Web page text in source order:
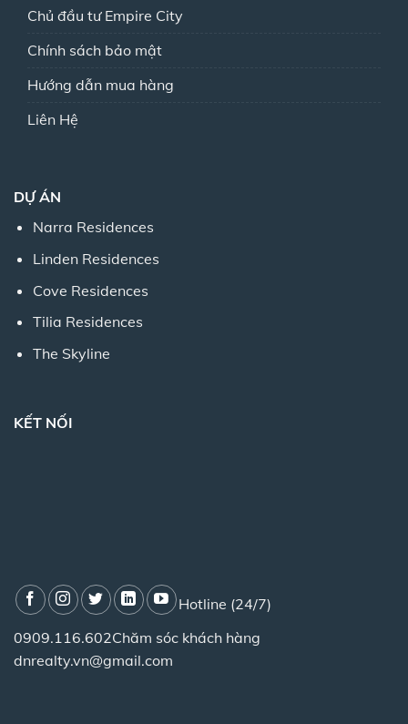
Chủ đầu tư Empire City
Chính sách bảo mật
Hướng dẫn mua hàng
Liên Hệ
DỰ ÁN
Narra Residences
Linden Residences
Cove Residences
Tilia Residences
The Skyline
KẾT NỐI
Hotline (24/7)
0909.116.602Chăm sóc khách hàng
dnrealty.vn@gmail.com